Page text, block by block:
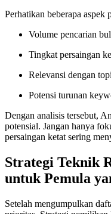
Perhatikan beberapa aspek
Volume pencarian
Tingkat persaingan
Relevansi dengan
Potensi turunan
Dengan analisis tersebut,
potensial. Jangan hanya
persaingan ketat sering
Strategi Teknik
untuk Pemula
Setelah mengumpulkan